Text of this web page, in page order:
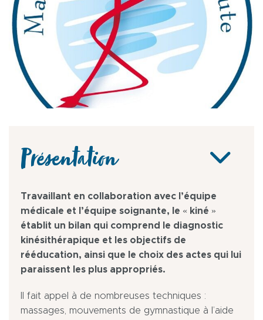
Présentation
Travaillant en collaboration avec l’équipe
médicale et l’équipe soignante, le « kiné »
établit un bilan qui comprend le diagnostic
kinésithérapique et les objectifs de
rééducation, ainsi que le choix des actes qui lui
paraissent les plus appropriés.
Il fait appel à de nombreuses techniques :
massages, mouvements de gymnastique à l’aide